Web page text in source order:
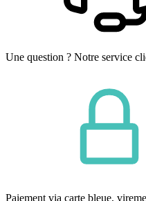
Une question ? Notre service
Paiement via carte bleue,